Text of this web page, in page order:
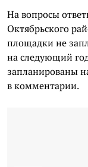
На вопросы
Октябрьского
площадки не
на следующий
запланированы
в комментарии.